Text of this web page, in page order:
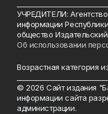
УЧРЕДИТЕЛИ:
информации
общество
Об использовании
Возрастная категория
© 2026 Сайт издания
информации сайта
администрации.